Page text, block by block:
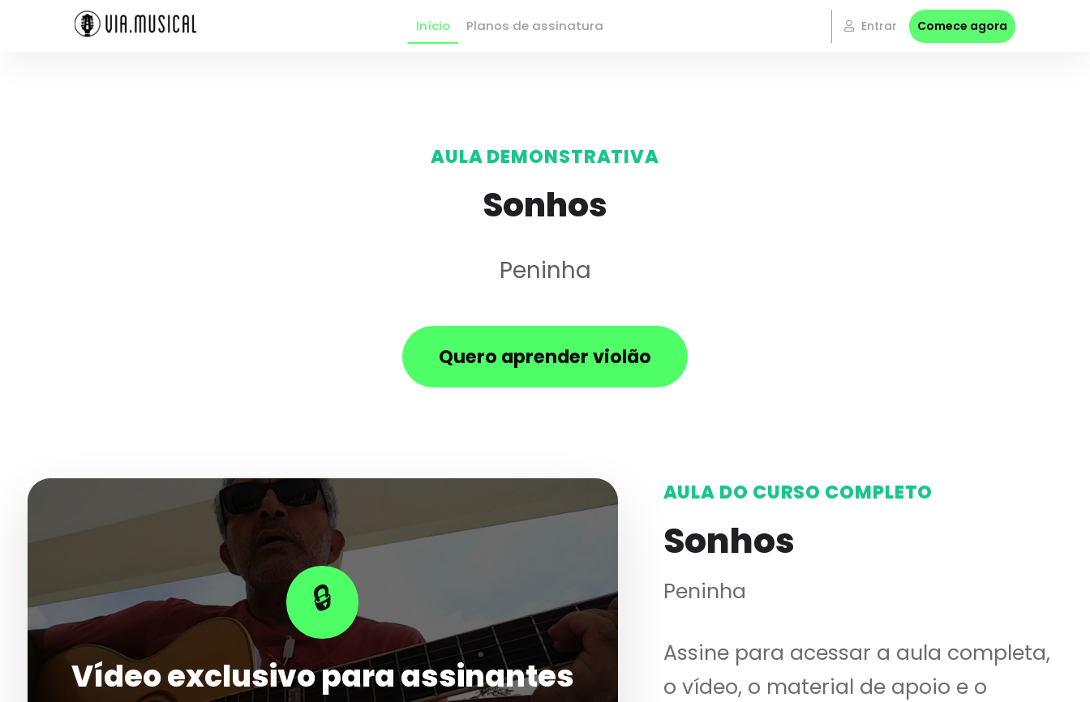
Início Planos de assinatura Entrar Comece agora
AULA DEMONSTRATIVA
Sonhos
Peninha
Quero aprender violão
🔒
Vídeo exclusivo para assinantes
AULA DO CURSO COMPLETO
Sonhos
Peninha
Assine para acessar a aula completa,
o vídeo, o material de apoio e o